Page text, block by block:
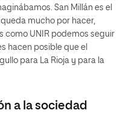
San Millán es el
mucho por hacer,
como UNIR podemos seguir
hacen posible que el
para La Rioja y para la
a la sociedad